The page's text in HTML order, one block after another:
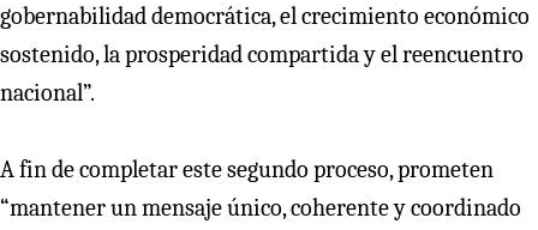
gobernabilidad democrática, el crecimiento económico
sostenido, la prosperidad compartida y el reencuentro
nacional”.
A fin de completar este segundo proceso, prometen
“mantener un mensaje único, coherente y coordinado